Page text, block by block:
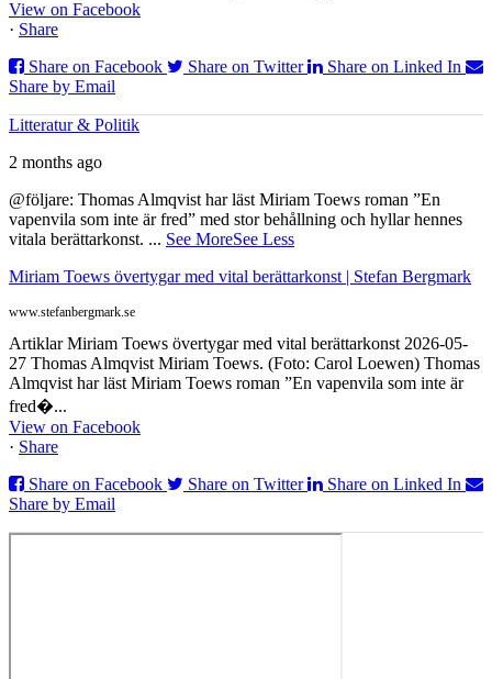
View on Facebook
· Share
Share on Facebook
Share on Twitter
Share on Linked In
Share by Email
Litteratur & Politik
2 months ago
@följare: Thomas Almqvist har läst Miriam Toews roman ”En
vapenvila som inte är fred” med stor behållning och hyllar hennes
vitala berättarkonst. ... See MoreSee Less
Miriam Toews övertygar med vital berättarkonst | Stefan Bergmark
www.stefanbergmark.se
Artiklar Miriam Toews övertygar med vital berättarkonst 2026-05-
27 Thomas Almqvist Miriam Toews. (Foto: Carol Loewen) Thomas
Almqvist har läst Miriam Toews roman ”En vapenvila som inte är
fred�...
View on Facebook
· Share
Share on Facebook
Share on Twitter
Share on Linked In
Share by Email